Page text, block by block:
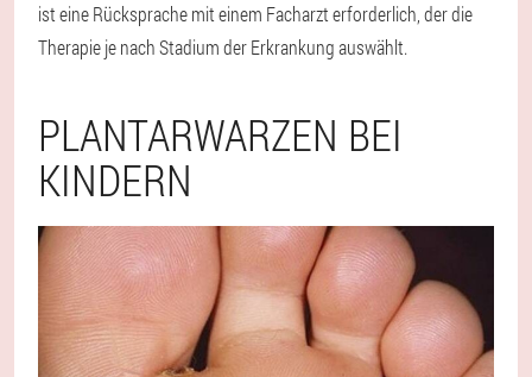
ist eine Rücksprache mit einem Facharzt erforderlich, der die
Therapie je nach Stadium der Erkrankung auswählt.
PLANTARWARZEN BEI
KINDERN